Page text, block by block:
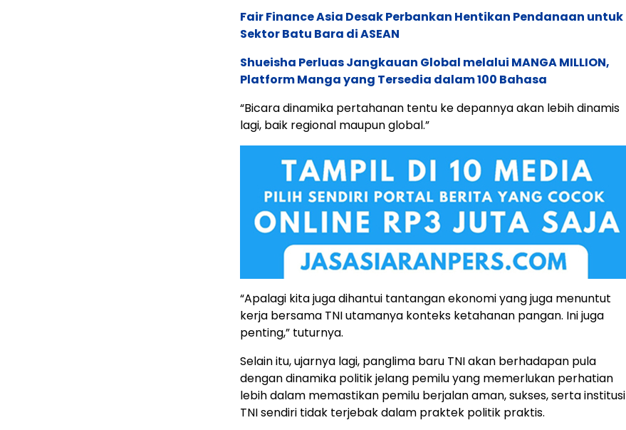
Fair Finance Asia Desak Perbankan Hentikan Pendanaan untuk
Sektor Batu Bara di ASEAN
Shueisha Perluas Jangkauan Global melalui MANGA MILLION,
Platform Manga yang Tersedia dalam 100 Bahasa
“Bicara dinamika pertahanan tentu ke depannya akan lebih dinamis
lagi, baik regional maupun global.”
“Apalagi kita juga dihantui tantangan ekonomi yang juga menuntut
kerja bersama TNI utamanya konteks ketahanan pangan. Ini juga
penting,” tuturnya.
Selain itu, ujarnya lagi, panglima baru TNI akan berhadapan pula
dengan dinamika politik jelang pemilu yang memerlukan perhatian
lebih dalam memastikan pemilu berjalan aman, sukses, serta institusi
TNI sendiri tidak terjebak dalam praktek politik praktis.